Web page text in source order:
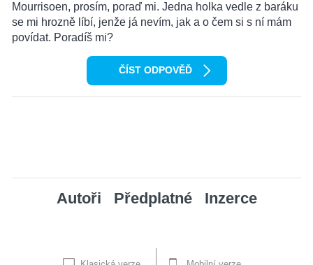
Mourrisoen, prosím, poraď mi. Jedna holka vedle z baráku
se mi hrozně líbí, jenže já nevím, jak a o čem si s ní mám
povídat. Poradíš mi?
ČÍST ODPOVĚĎ
Autoři Předplatné Inzerce